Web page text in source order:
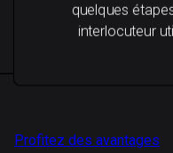
quelques
interlocuteur
Profitez des avantages